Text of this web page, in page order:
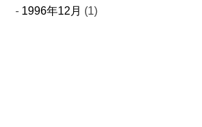
1996年12月 (1)